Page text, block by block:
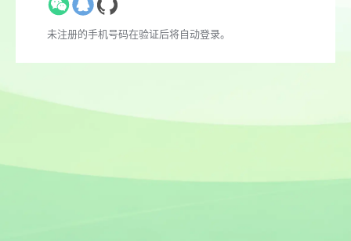
未注册的手机号码在验证后将自动登录。